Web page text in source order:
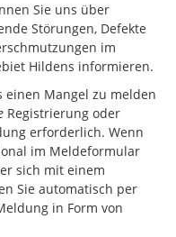
Sie uns über
Störungen, Defekte
im
Hildens informieren.
einen Mangel zu melden
Registrierung oder
erforderlich. Wenn
im Meldeformular
sich mit einem
Sie automatisch per
in Form von